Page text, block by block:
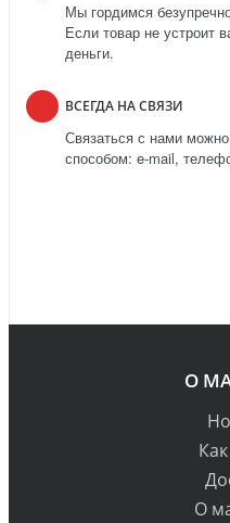
Мы гордимся
Если товар не устроит
деньги.
ВСЕГДА НА СВЯЗИ
Связаться с нами
способом: e-mail,
О
О